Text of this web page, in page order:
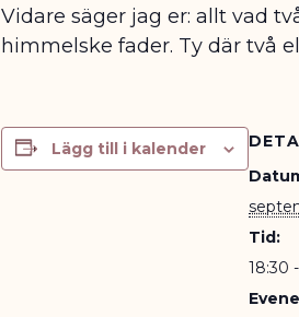
Vidare säger jag er: allt vad
himmelske fader. Ty där två
Lägg till i kalender
Tid:
18:30